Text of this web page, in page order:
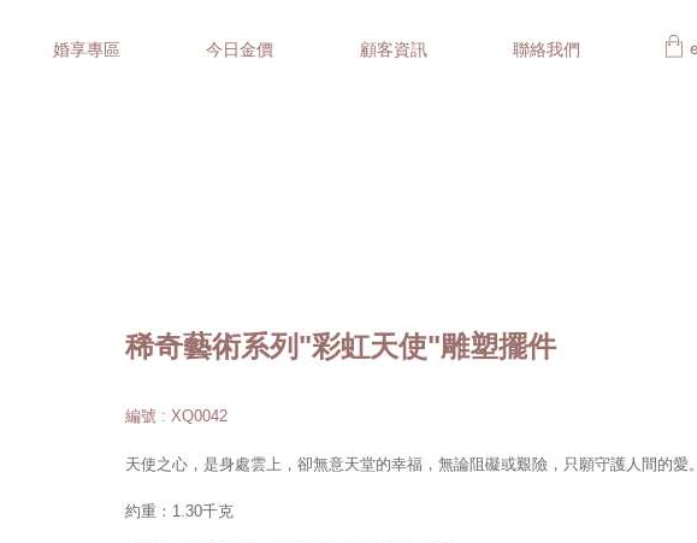
婚享專區 今日金價 顧客資訊 聯絡我們
稀奇藝術系列"彩虹天使"雕塑擺件
編號 : XQ0042
天使之心，是身處雲上，卻無意天堂的幸福，無論阻礙或艱險，只願守護人間的愛。
約重：1.30千克